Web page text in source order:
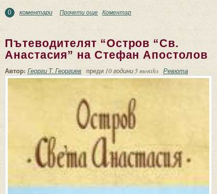
0 коментари Прочети още about За варненския тракийски сборник
Коментар
Пътеводителят “Остров “Св.
Анастасия” на Стефан Апостолов
Автор: Георги Т. Георгиев преди 10 години 5 months Ревюта